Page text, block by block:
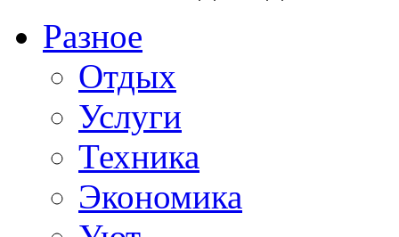
Разное
Отдых
Услуги
Техника
Экономика